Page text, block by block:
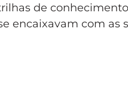
de
encaixavam com as